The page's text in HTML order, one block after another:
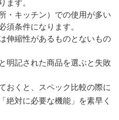
す。
・キッチン）での使用が多い
条件になります。
伸縮性があるものとないもの
明記された商品を選ぶと失敗
おくと、スペック比較の際に
絶対に必要な機能」を素早く